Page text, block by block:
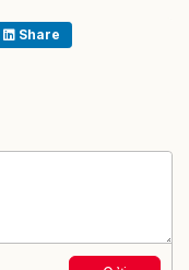
Share